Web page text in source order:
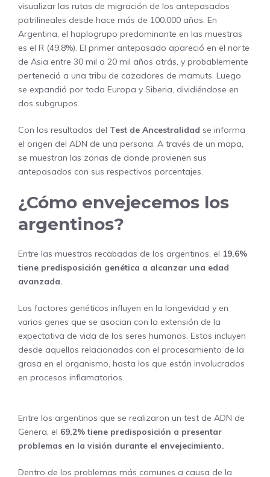
visualizar las rutas de migración de los antepasados
patrilineales desde hace más de 100.000 años. En
Argentina, el haplogrupo predominante en las muestras
es el R (49,8%). El primer antepasado apareció en el norte
de Asia entre 30 mil a 20 mil años atrás, y probablemente
perteneció a una tribu de cazadores de mamuts. Luego
se expandió por toda Europa y Siberia, dividiéndose en
dos subgrupos.
Con los resultados del Test de Ancestralidad se informa
el origen del ADN de una persona. A través de un mapa,
se muestran las zonas de donde provienen sus
antepasados con sus respectivos porcentajes.
¿Cómo envejecemos los
argentinos?
Entre las muestras recabadas de los argentinos, el 19,6%
tiene predisposición genética a alcanzar una edad
avanzada.
Los factores genéticos influyen en la longevidad y en
varios genes que se asocian con la extensión de la
expectativa de vida de los seres humanos. Estos incluyen
desde aquellos relacionados con el procesamiento de la
grasa en el organismo, hasta los que están involucrados
en procesos inflamatorios.
Entre los argentinos que se realizaron un test de ADN de
Genera, el 69,2% tiene predisposición a presentar
problemas en la visión durante el envejecimiento.
Dentro de los problemas más comunes a causa de la